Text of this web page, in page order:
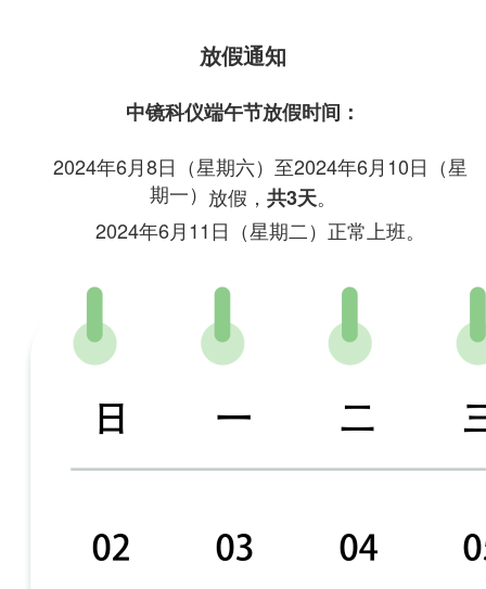
放假通知
中镜科仪端午节放假时间：
2024年6月8日（星期六）至2024年6月10日（星
期一） 放假， 共3天。
2024年6月11日（星期二）正常上班。